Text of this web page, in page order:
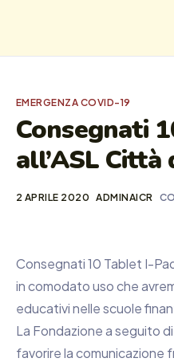
CHI
I SALVATI
FORMAZIONE
EMERGENZA COVID-19
Consegnati
all’ASL Città
2 APRILE 2020 ADMINAICR
Consegnati 10 Tablet I-
in comodato uso che
educativi nelle scuole
La Fondazione a seguito
favorire la comunicazione